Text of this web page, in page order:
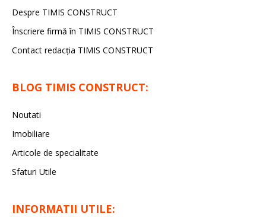
Despre TIMIS CONSTRUCT
Înscriere firmă în TIMIS CONSTRUCT
Contact redacția TIMIS CONSTRUCT
BLOG TIMIS CONSTRUCT:
Noutati
Imobiliare
Articole de specialitate
Sfaturi Utile
INFORMATII UTILE: